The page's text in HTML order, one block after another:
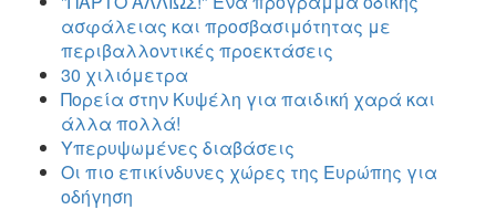
ασφάλειας και προσβασιμότητας με
περιβαλλοντικές προεκτάσεις
30 χιλιόμετρα
Πορεία στην Κυψέλη για παιδική χαρά και
άλλα πολλά!
Υπερυψωμένες διαβάσεις
Οι πιο επικίνδυνες χώρες της Ευρώπης για
οδήγηση